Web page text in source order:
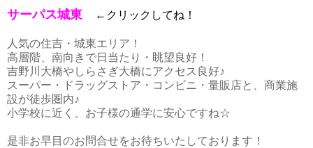
サーパス城東 ←クリックしてね！
人気の住吉・城東エリア！
高層階、南向きで日当たり・眺望良好！
吉野川大橋やしらさぎ大橋にアクセス良好♪
スーパー・ドラッグストア・コンビニ・量販店と、商業施
設が徒歩圏内♪
小学校に近く、お子様の通学に安心ですね☆
是非お早目のお問合せをお待ちいたしております！